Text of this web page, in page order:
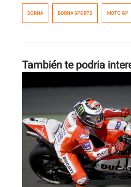
DORNA DORNA SPORTS MOTO GP
También te podria